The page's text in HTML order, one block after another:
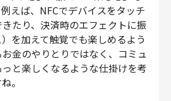
えば、NFCでデバイスをタッチ
たり、決済時のエフェクトに振
を加えて触覚でも楽しめるよう
金のやりとりではなく、コミュ
と楽しくなるような仕掛けを考
。